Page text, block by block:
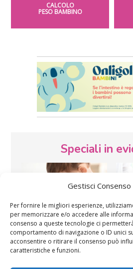
Gestisci Consenso
Per fornire le migliori esperienze,
per memorizzare e/o accedere alle
consenso a queste tecnologie ci
comportamento di navigazione o ID unici
acconsentire o ritirare il consenso può
caratteristiche e funzioni.
CALCOLO
PESO BAMBINO
Speciali in
Vaccini